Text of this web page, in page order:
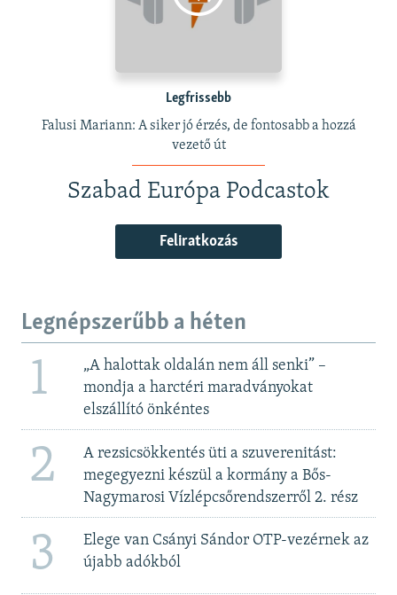
Legfrissebb
Falusi Mariann: A siker jó érzés, de fontosabb a hozzá
vezető út
Szabad Európa Podcastok
Feliratkozás
Legnépszerűbb a héten
1
„A halottak oldalán nem áll senki” –
mondja a harctéri maradványokat
elszállító önkéntes
2
A rezsicsökkentés üti a szuverenitást:
megegyezni készül a kormány a Bős-
Nagymarosi Vízlépcsőrendszerről 2. rész
3
Elege van Csányi Sándor OTP-vezérnek az
újabb adókból